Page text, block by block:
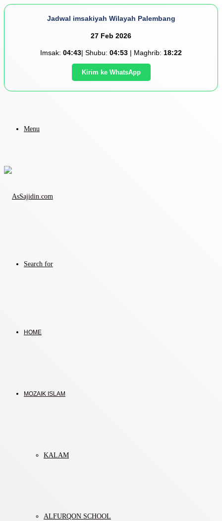
Jadwal imsakiyah Wilayah Palembang
27 Feb 2026
Imsak: 04:43| Shubu: 04:53 | Maghrib: 18:22
Kirim ke WhatsApp
Menu
Search for
HOME
MOZAIK ISLAM
KALAM
ALFURQON SCHOOL